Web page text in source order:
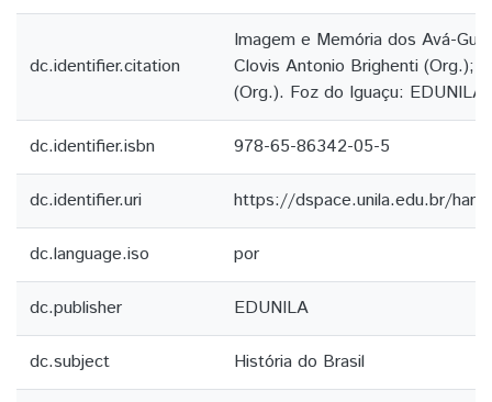
dc.identifier.citation
Imagem e Memória dos Avá-
Clovis Antonio Brighenti (Org.);
(Org.). Foz do Iguaçu:
dc.identifier.isbn 978-65-86342-05-5
dc.identifier.uri https://dspace.unila.edu.br/
dc.language.iso por
dc.publisher EDUNILA
dc.subject História do Brasil